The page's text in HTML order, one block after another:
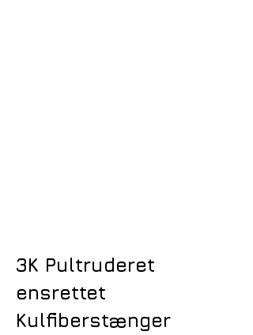
3K Pultruderet
ensrettet
Kulfiberstænger